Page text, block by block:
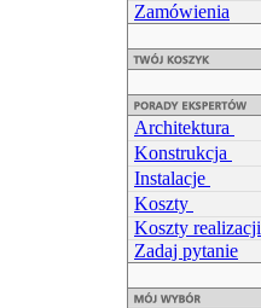
Zamówienia
Architektura
Konstrukcja
Instalacje
Koszty
Koszty realizacji
Zadaj pytanie